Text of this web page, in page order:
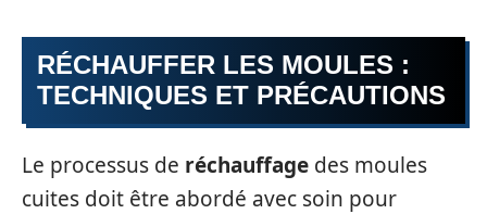
RÉCHAUFFER LES MOULES :
TECHNIQUES ET PRÉCAUTIONS
Le processus de réchauffage des moules
cuites doit être abordé avec soin pour